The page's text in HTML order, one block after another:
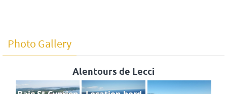
Photo Gallery
Alentours de Lecci